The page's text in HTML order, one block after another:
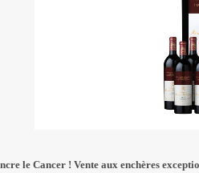
le Cancer ! Vente aux enchères